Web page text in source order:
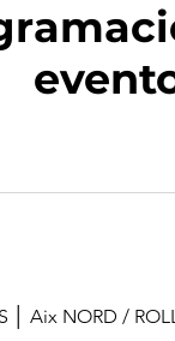
│ Aix NORD /